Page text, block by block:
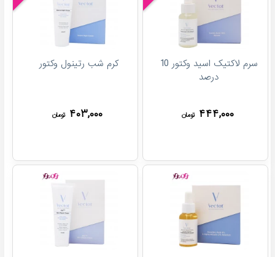
سرم لاکتیک اسید وکتور 10
درصد
۴۴۴,۰۰۰ تومان
کرم شب رتینول وکتور
۴۰۳,۰۰۰ تومان